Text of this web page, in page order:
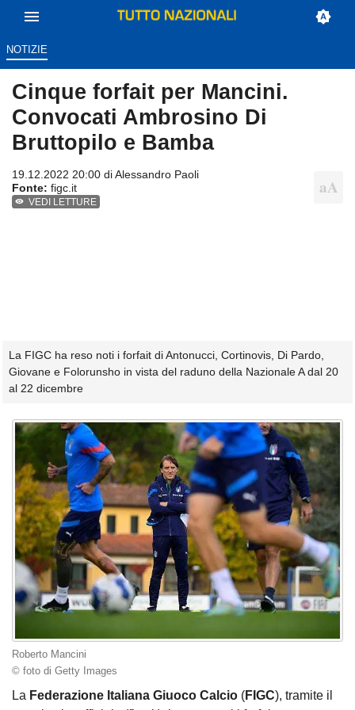
NOTIZIE
Cinque forfait per Mancini.
Convocati Ambrosino Di
Bruttopilo e Bamba
19.12.2022 20:00 diAlessandro Paoli
Fonte: figc.it
VEDI LETTURE
La FIGC ha reso noti i forfait di Antonucci, Cortinovis, Di Pardo,
Giovane e Folorunsho in vista del raduno della Nazionale A dal 20
al 22 dicembre
Roberto Mancini
© foto di Getty Images
La Federazione Italiana Giuoco Calcio (FIGC), tramite il